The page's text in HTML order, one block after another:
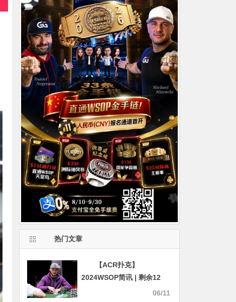
热门文章
【ACR扑克】
2024WSOP简讯 | 剩余12
人，杨崇贤打入25K豪客赛
06/11